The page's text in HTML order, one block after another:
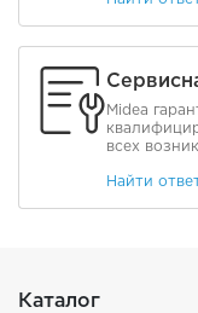
Midea
всех
Найти
Каталог